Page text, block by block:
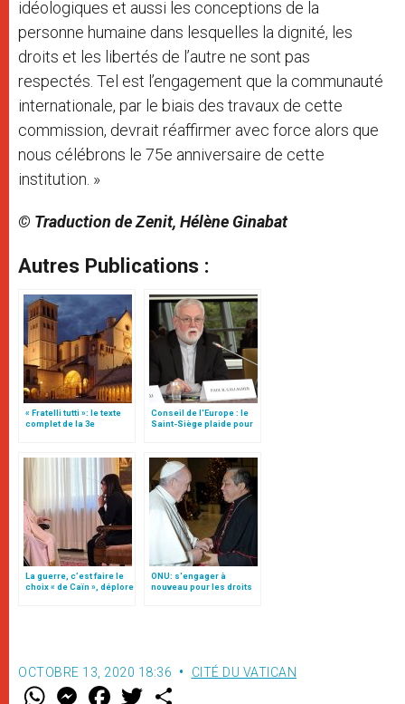
idéologiques et aussi les conceptions de la
personne humaine dans lesquelles la dignité, les
droits et les libertés de l’autre ne sont pas
respectés. Tel est l’engagement que la communauté
internationale, par le biais des travaux de cette
commission, devrait réaffirmer avec force alors que
nous célébrons le 75e anniversaire de cette
institution. »
© Traduction de Zenit, Hélène Ginabat
Autres Publications :
« Fratelli tutti »: le texte
complet de la 3e
Conseil de l'Europe : le
Saint-Siège plaide pour
religieuse"
La guerre, c’est faire le
choix « de Caïn », déplore
ONU: s'engager à
nouveau pour les droits
OCTOBRE 13, 2020 18:36 CITÉ DU VATICAN
W M F